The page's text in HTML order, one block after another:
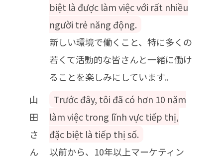
biệt là được làm việc với rất nhiều
người trẻ năng động.
新しい環境で働くこと、特に多くの
若くて活動的な皆さんと一緒に働け
ることを楽しみにしています。
山
田
さ
ん
Trước đây, tôi đã có hơn 10 năm
làm việc trong lĩnh vực tiếp thị,
đặc biệt là tiếp thị số.
以前から、10年以上マーケティン